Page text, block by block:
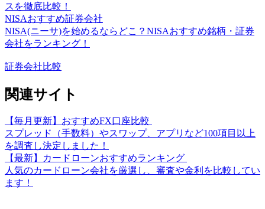
スを徹底比較！
NISAおすすめ証券会社
NISA(ニーサ)を始めるならどこ？NISAおすすめ銘柄・証券
会社をランキング！
証券会社比較
関連サイト
【毎月更新】おすすめFX口座比較
スプレッド（手数料）やスワップ、アプリなど100項目以上
を調査し決定しました！
【最新】カードローンおすすめランキング
人気のカードローン会社を厳選し、審査や金利を比較してい
ます！